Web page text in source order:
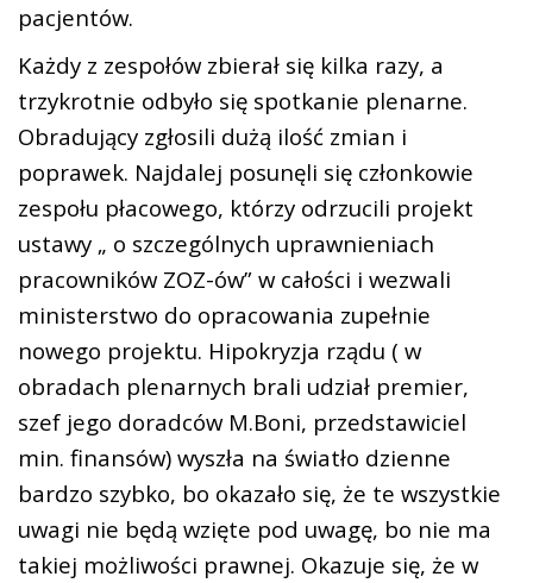
pacjentów.
Każdy z zespołów zbierał się kilka razy, a
trzykrotnie odbyło się spotkanie plenarne.
Obradujący zgłosili dużą ilość zmian i
poprawek. Najdalej posunęli się członkowie
zespołu płacowego, którzy odrzucili projekt
ustawy „ o szczególnych uprawnieniach
pracowników ZOZ-ów” w całości i wezwali
ministerstwo do opracowania zupełnie
nowego projektu. Hipokryzja rządu ( w
obradach plenarnych brali udział premier,
szef jego doradców M.Boni, przedstawiciel
min. finansów) wyszła na światło dzienne
bardzo szybko, bo okazało się, że te wszystkie
uwagi nie będą wzięte pod uwagę, bo nie ma
takiej możliwości prawnej. Okazuje się, że w